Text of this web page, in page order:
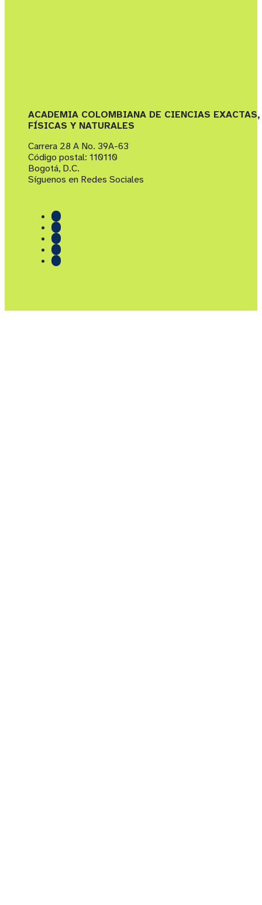
ACADEMIA COLOMBIANA DE CIENCIAS EXACTAS,
FÍSICAS Y NATURALES
Carrera 28 A No. 39A-63
Código postal: 110110
Bogotá, D.C.
Síguenos en Redes Sociales